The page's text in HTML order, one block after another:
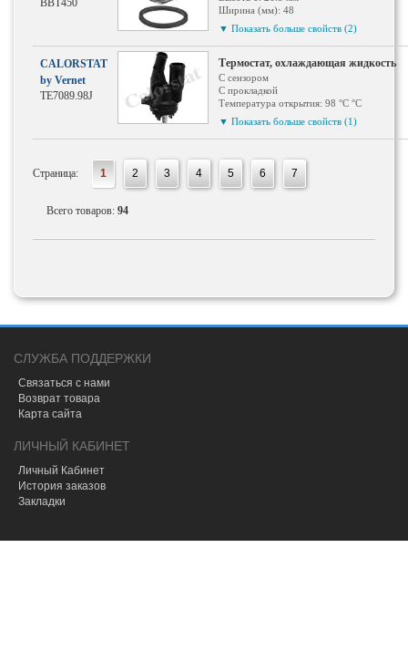
BBT450
Ширина (мм): 48
Температурный диапазон: 82
Тип корпуса: без корпуса
▼ Показать больше свойств (2)
CALORSTAT
by Vernet
TE7089.98J
Термостат, охлаждающая жидкость
С сензором
С прокладкой
Температура открытия: 98 °С °C
Тип корпуса: Пластмассовый корпус
▼ Показать больше свойств (1)
Страница: 1 2 3 4 5 6 7
Всего товаров: 94
СЛУЖБА ПОДДЕРЖКИ
Связаться с нами
Возврат товара
Карта сайта
ЛИЧНЫЙ КАБИНЕТ
Личный Кабинет
История заказов
Закладки